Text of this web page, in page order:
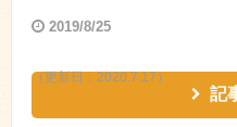
2019/8/25
（更新日： 2020.7.17 ）
記